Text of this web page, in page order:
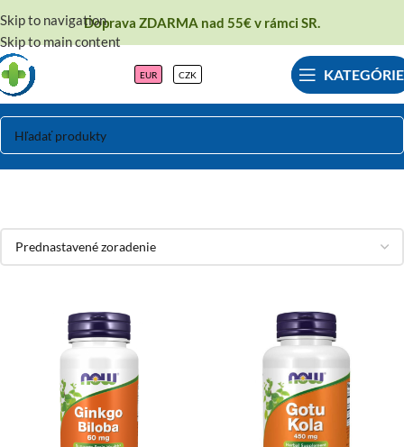
Skip to navigation
Skip to main content
Doprava ZDARMA nad 55€ v rámci SR.
EUR CZK KATEGÓRIE
NOW Foods